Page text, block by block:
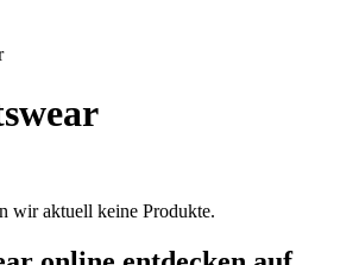
wir aktuell keine Produkte.